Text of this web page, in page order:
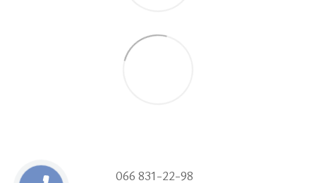
066 831-22-98